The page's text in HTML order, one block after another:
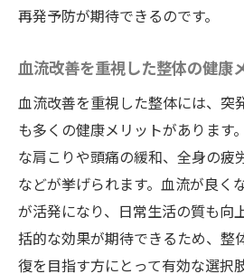
再発予防が期待できるのです。
血流改善を重視した整体の健康
血流改善を重視した整体には、突
も多くの健康メリットがあります
な肩こりや頭痛の緩和、全身の疲
などが挙げられます。血流が良く
が活発になり、日常生活の質も向
括的な効果が期待できるため、整
復を目指す方にとって有効な選択